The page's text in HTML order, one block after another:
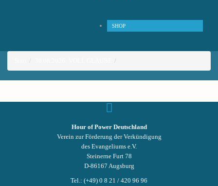
SHOP
Hour of Power Deutschland
Verein zur Förderung der Verkündigung
des Evangeliums e.V.
Steinerne Furt 78
D-86167 Augsburg
Tel.: (+49) 0 8 21 / 420 96 96